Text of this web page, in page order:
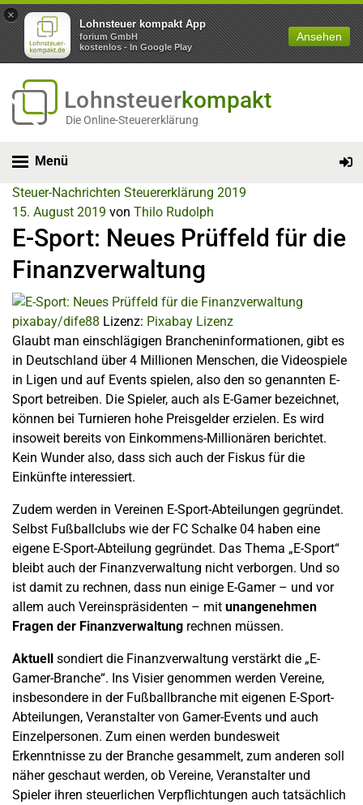
×
Lohnsteuer kompakt App
forium GmbH
kostenlos - In Google Play
Ansehen
Lohnsteuerkompakt
Die Online-Steuererklärung
Menü
Steuer-Nachrichten Steuererklärung 2019
15. August 2019 von Thilo Rudolph
E-Sport: Neues Prüffeld für die
Finanzverwaltung
pixabay/dife88 Lizenz: Pixabay Lizenz
Glaubt man einschlägigen Brancheninformationen, gibt es
in Deutschland über 4 Millionen Menschen, die Videospiele
in Ligen und auf Events spielen, also den so genannten E-
Sport betreiben. Die Spieler, auch als E-Gamer bezeichnet,
können bei Turnieren hohe Preisgelder erzielen. Es wird
insoweit bereits von Einkommens-Millionären berichtet.
Kein Wunder also, dass sich auch der Fiskus für die
Einkünfte interessiert.
Zudem werden in Vereinen E-Sport-Abteilungen gegründet.
Selbst Fußballclubs wie der FC Schalke 04 haben eine
eigene E-Sport-Abteilung gegründet. Das Thema „E-Sport“
bleibt auch der Finanzverwaltung nicht verborgen. Und so
ist damit zu rechnen, dass nun einige E-Gamer – und vor
allem auch Vereinspräsidenten – mit unangenehmen
Fragen der Finanzverwaltung rechnen müssen.
Aktuell sondiert die Finanzverwaltung verstärkt die „E-
Gamer-Branche“. Ins Visier genommen werden Vereine,
insbesondere in der Fußballbranche mit eigenen E-Sport-
Abteilungen, Veranstalter von Gamer-Events und auch
Einzelpersonen. Zum einen werden bundesweit
Erkenntnisse zu der Branche gesammelt, zum anderen soll
näher geschaut werden, ob Vereine, Veranstalter und
Spieler ihren steuerlichen Verpflichtungen auch tatsächlich